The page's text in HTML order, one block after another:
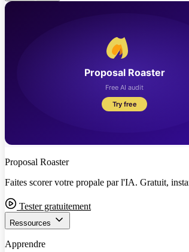
Proposal Roaster
Faites scorer votre propale par l'IA. Gratuit,
Tester gratuitement
Ressources
Apprendre